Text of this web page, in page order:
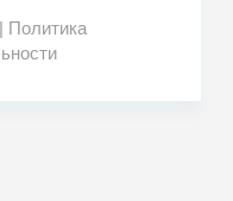
Политика